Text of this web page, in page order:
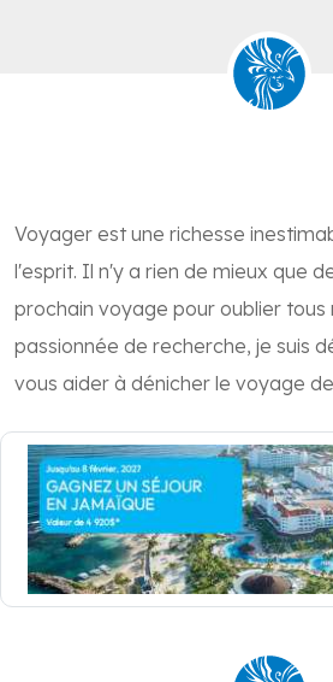
Voyager est une richesse
l'esprit. Il n'y a rien de mieux que
prochain voyage pour oublier tous
passionnée de recherche, je suis
vous aider à dénicher le voyage